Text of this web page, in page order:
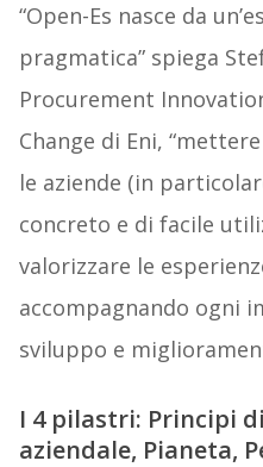
“Open-Es nasce da
pragmatica” spiega
Procurement
Change di Eni,
le aziende (in
concreto e di facile
valorizzare le
accompagnando ogni
sviluppo e
I 4 pilastri: Principi
aziendale, Pianeta,